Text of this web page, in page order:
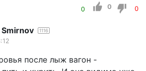
0 0 0
1116
после лыж вагон -